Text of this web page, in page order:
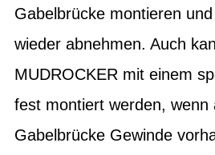
Gabelbrücke montieren und
wieder abnehmen. Auch
MUDROCKER mit einem
fest montiert werden, wenn
Gabelbrücke Gewinde